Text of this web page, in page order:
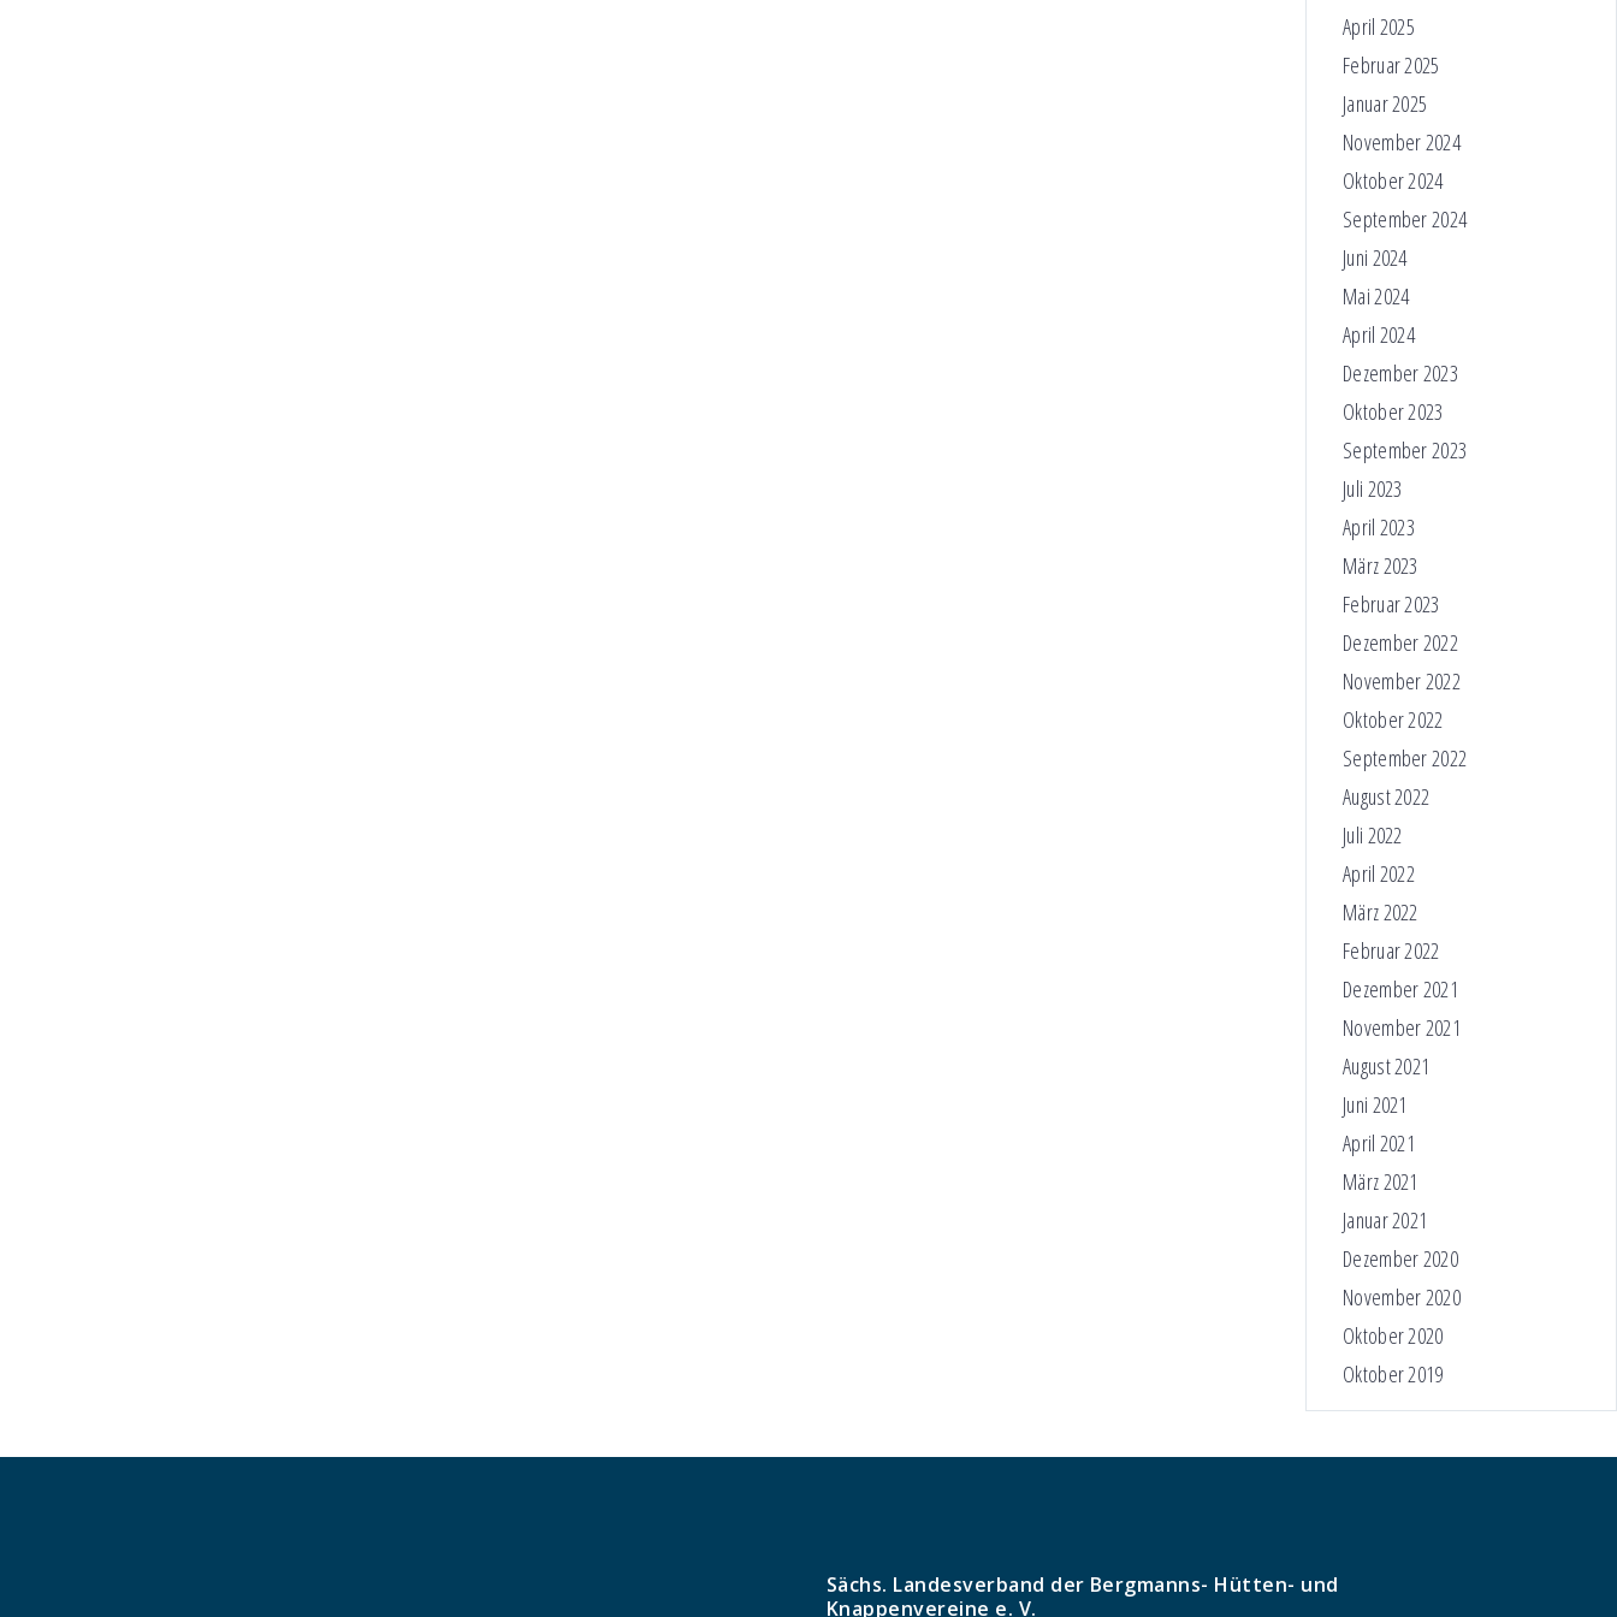
April 2025
Februar 2025
Januar 2025
November 2024
Oktober 2024
September 2024
Juni 2024
Mai 2024
April 2024
Dezember 2023
Oktober 2023
September 2023
Juli 2023
April 2023
März 2023
Februar 2023
Dezember 2022
November 2022
Oktober 2022
September 2022
August 2022
Juli 2022
April 2022
März 2022
Februar 2022
Dezember 2021
November 2021
August 2021
Juni 2021
April 2021
März 2021
Januar 2021
Dezember 2020
November 2020
Oktober 2020
Oktober 2019
Sächs. Landesverband der Bergmanns- Hütten- und
Knappenvereine e. V.